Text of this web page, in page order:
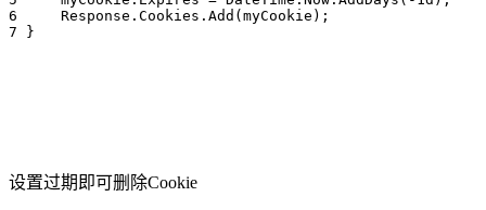
6     Response.Cookies.Add(myCookie);
7 }
设置过期即可删除Cookie